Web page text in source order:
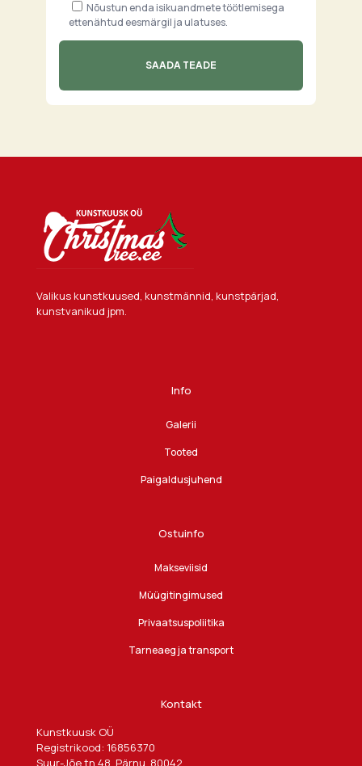
Nõustun enda isikuandmete töötlemisega
ettenähtud eesmärgil ja ulatuses.
Valikus kunstkuused, kunstmännid, kunstpärjad,
kunstvanikud jpm.
Info
Galerii
Tooted
Paigaldusjuhend
Ostuinfo
Makseviisid
Müügitingimused
Privaatsuspoliitika
Tarneaeg ja transport
Kontakt
Kunstkuusk OÜ
Registrikood: 16856370
Suur-Jõe tn 48, Pärnu, 80042